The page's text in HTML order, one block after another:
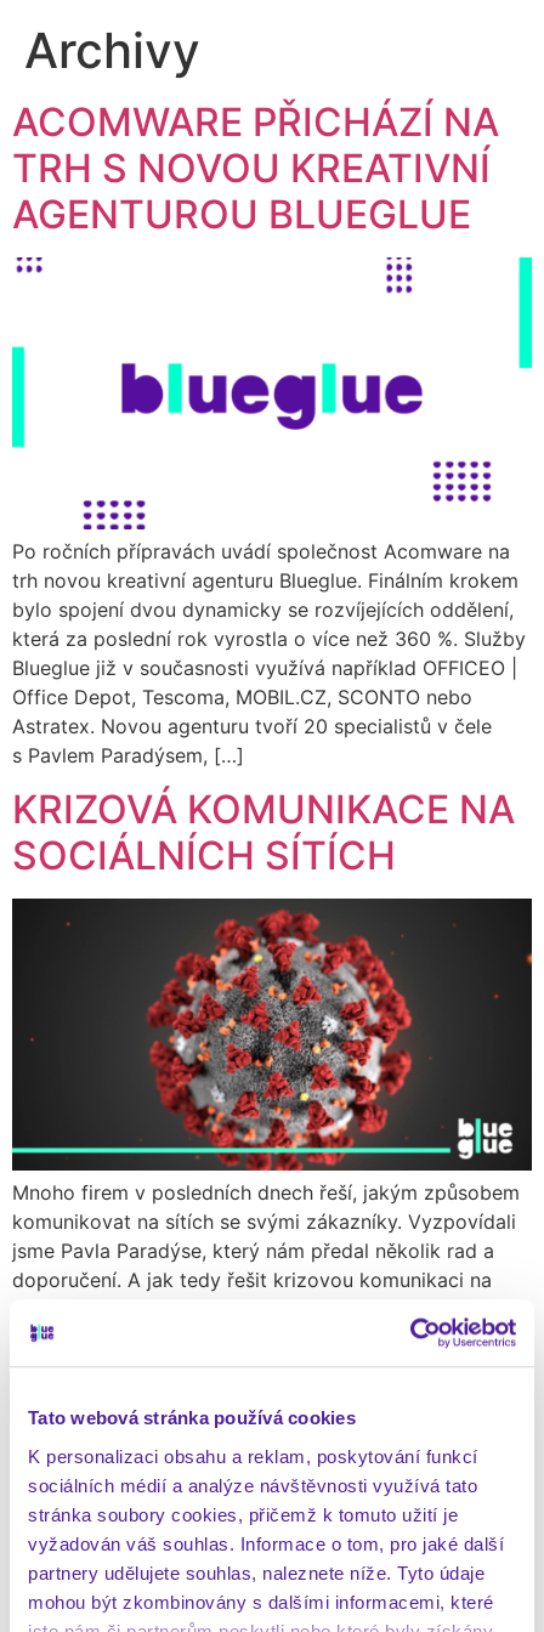
Tato webová stránka používá cookies
K personalizaci obsahu a reklam, poskytování funkcí
sociálních médií a analýze návštěvnosti využívá tato
stránka soubory cookies, přičemž k tomuto užití je
vyžadován váš souhlas. Informace o tom, pro jaké další
partnery udělujete souhlas, naleznete níže. Tyto údaje
mohou být zkombinovány s dalšími informacemi, které
Archivy
ACOMWARE PŘICHÁZÍ NA
TRH S NOVOU KREATIVNÍ
AGENTUROU BLUEGLUE
Po ročních přípravách uvádí společnost Acomware na
trh novou kreativní agenturu Blueglue. Finálním krokem
bylo spojení dvou dynamicky se rozvíjejících oddělení,
která za poslední rok vyrostla o více než 360 %. Služby
Blueglue již v současnosti využívá například OFFICEO |
Office Depot, Tescoma, MOBIL.CZ, SCONTO nebo
Astratex. Novou agenturu tvoří 20 specialistů v čele
s Pavlem Paradýsem, […]
KRIZOVÁ KOMUNIKACE NA
SOCIÁLNÍCH SÍTÍCH
Mnoho firem v posledních dnech řeší, jakým způsobem
komunikovat na sítích se svými zákazníky. Vyzpovídali
jsme Pavla Paradýse, který nám předal několik rad a
doporučení. A jak tedy řešit krizovou komunikaci na
na zhlédnutí videa? Přečtěte si jeho přepis níže. 1. Co je
nejčastější příčinou vzniku krizové komunikace? Vesměs
ATRIBUČNÍ MODELY A
ZDROJE NÁVŠTĚVNOSTI Z
FACEBOOKU